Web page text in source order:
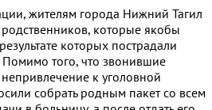
жителям города Нижний Тагил
которые якобы
которых пострадали
того, что звонившие
непривлечение к уголовной
собрать родным пакет со всем